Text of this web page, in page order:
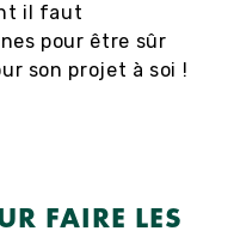
il faut
pour être sûr
son projet à soi !
FAIRE LES